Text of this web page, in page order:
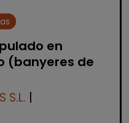
en
(banyeres de
S.L. |